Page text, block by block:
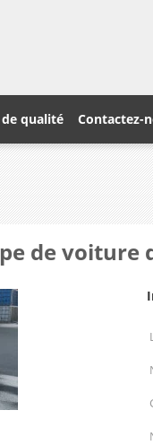
qualité Contactez-
de voiture